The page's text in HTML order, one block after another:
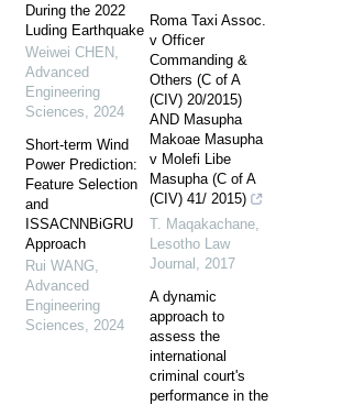
During the 2022
Luding Earthquake
Weiwei CHEN ,
Advanced
Engineering
Sciences, 2024
Short-term Wind
Power Prediction:
Feature Selection
and
ISSACNNBiGRU
Approach
Rui WANG,
Advanced
Engineering
Sciences, 2024
Roma Taxi Assoc.
v Officer
Commanding &
Others (C of A
(CIV) 20/2015)
AND Masupha
Makoae Masupha
v Molefi Libe
Masupha (C of A
(CIV) 41/ 2015)
T. Maqakachane,
Lesotho Law
Journal , 2017
A dynamic
approach to
assess the
international
criminal court's
performance in the